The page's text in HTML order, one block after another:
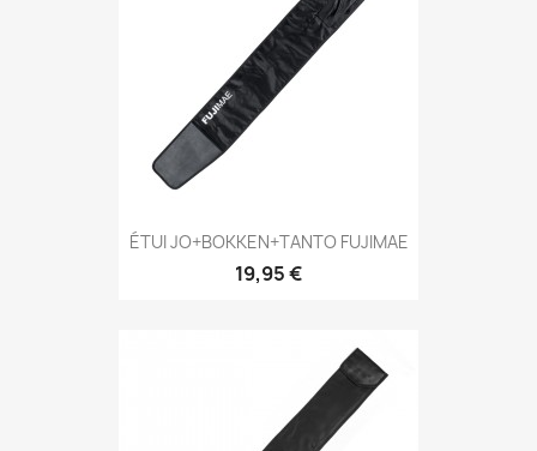
Aperçu rapide
ÉTUI JO+BOKKEN+TANTO FUJIMAE
19,95 €